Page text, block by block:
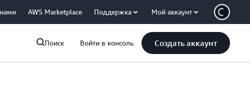
AWS Marketplace Поддержка Мой аккаунт
Поиск Войти в консоль Создать аккаунт